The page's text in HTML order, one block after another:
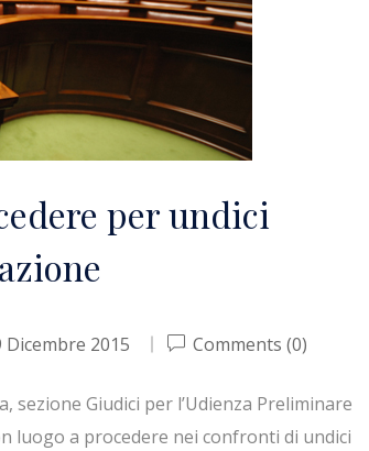
per undici
Dicembre 2015 Comments (0)
sezione Giudici per l’Udienza Preliminare
luogo a procedere nei confronti di undici